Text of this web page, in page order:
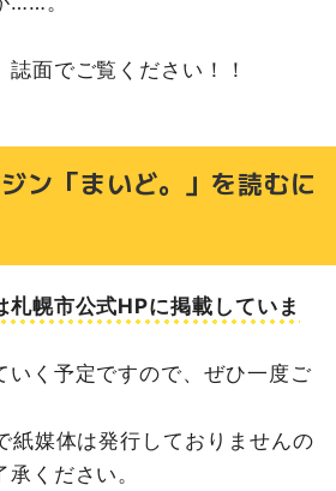
面でご覧ください！！
ン「まいど。」を読むに
札幌市公式HPに掲載していま
いく予定ですので、ぜひ一度ご
紙媒体は発行しておりませんの
ください。